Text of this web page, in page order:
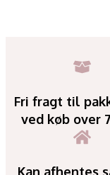
Fri fragt til
ved køb over
Kan afhentes